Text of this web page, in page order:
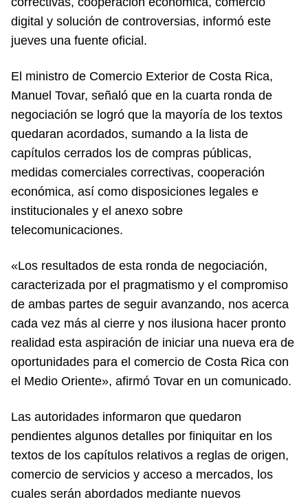
digital y solución de controversias, informó este
jueves una fuente oficial.
El ministro de Comercio Exterior de Costa Rica,
Manuel Tovar, señaló que en la cuarta ronda de
negociación se logró que la mayoría de los textos
quedaran acordados, sumando a la lista de
capítulos cerrados los de compras públicas,
medidas comerciales correctivas, cooperación
económica, así como disposiciones legales e
institucionales y el anexo sobre
telecomunicaciones.
«Los resultados de esta ronda de negociación,
caracterizada por el pragmatismo y el compromiso
de ambas partes de seguir avanzando, nos acerca
cada vez más al cierre y nos ilusiona hacer pronto
realidad esta aspiración de iniciar una nueva era de
oportunidades para el comercio de Costa Rica con
el Medio Oriente», afirmó Tovar en un comunicado.
Las autoridades informaron que quedaron
pendientes algunos detalles por finiquitar en los
textos de los capítulos relativos a reglas de origen,
comercio de servicios y acceso a mercados, los
cuales serán abordados mediante nuevos